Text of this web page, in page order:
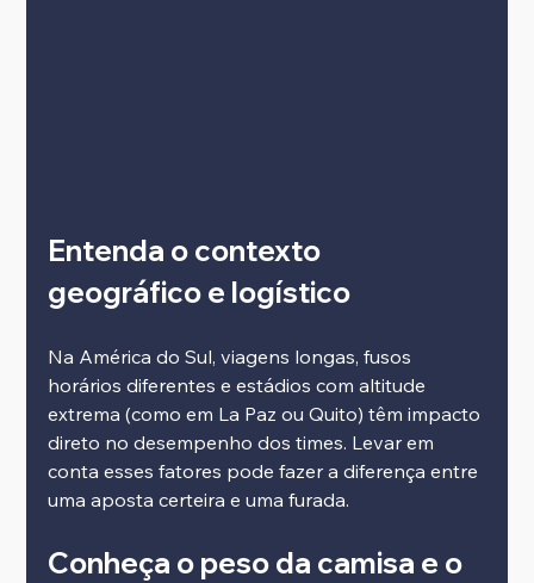
Entenda o contexto
geográfico e logístico
Na América do Sul, viagens longas, fusos
horários diferentes e estádios com altitude
extrema (como em La Paz ou Quito) têm impacto
direto no desempenho dos times. Levar em
conta esses fatores pode fazer a diferença entre
uma aposta certeira e uma furada.
Conheça o peso da camisa e o